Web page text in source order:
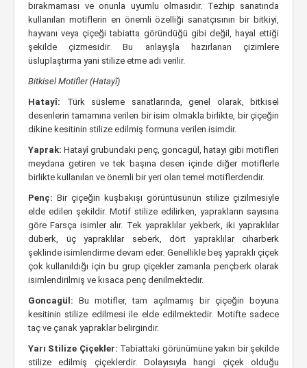
bırakmaması ve onunla uyumlu olmasıdır. Tezhip sanatında
kullanılan motiflerin en önemli özelliği sanatçısının bir bitkiyi,
hayvanı veya çiçeği tabiatta göründüğü gibi değil, hayal ettiği
şekilde çizmesidir. Bu anlayışla hazırlanan çizimlere
üsluplaştırma yani stilize etme adı verilir.
Bitkisel Motifler (Hatayî)
Hatayî: Türk süsleme sanatlarında, genel olarak, bitkisel
desenlerin tamamına verilen bir isim olmakla birlikte, bir çiçeğin
dikine kesitinin stilize edilmiş formuna verilen isimdir.
Yaprak: Hatayî grubundaki penç, goncagül, hatayi gibi motifleri
meydana getiren ve tek başına desen içinde diğer motiflerle
birlikte kullanılan ve önemli bir yeri olan temel motiflerdendir.
Penç: Bir çiçeğin kuşbakışı görüntüsünün stilize çizilmesiyle
elde edilen şekildir. Motif stilize edilirken, yaprakların sayısına
göre Farsça isimler alır. Tek yapraklılar yekberk, iki yapraklılar
düberk, üç yapraklılar seberk, dört yapraklılar ciharberk
şeklinde isimlendirme devam eder. Genellikle beş yapraklı çiçek
çok kullanıldığı için bu grup çiçekler zamanla pençberk olarak
isimlendirilmiş ve kısaca penç denilmektedir.
Goncagül:Bu motifler, tam açılmamış bir çiçeğin boyuna
kesitinin stilize edilmesi ile elde edilmektedir. Motifte sadece
taç ve çanak yapraklar belirgindir.
Yarı Stilize Çiçekler: Tabiattaki görünümüne yakın bir şekilde
stilize edilmiş çiçeklerdir. Dolayısıyla hangi çiçek olduğu